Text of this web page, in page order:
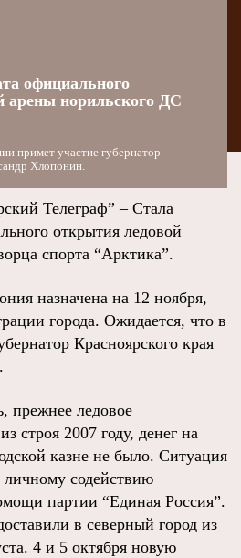
официального
арены норильского ДС
примет участие губернатор
Хлопонин.
Телеграф” – Стала
открытия ледовой
спорта “Арктика”.
назначена на 12 ноября,
города. Ожидается, что в
Красноярского края
прежнее ледовое
строя 2007 году, денег на
казне не было. Ситуация
личному содействию
партии “Единая Россия”.
в северный город из
4 и 5 октября новую